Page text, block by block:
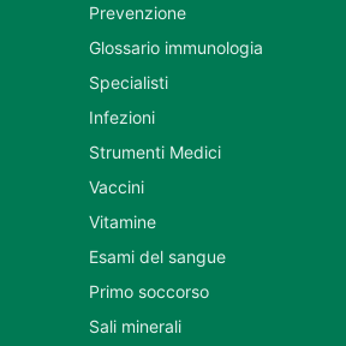
Prevenzione
Glossario immunologia
Specialisti
Infezioni
Strumenti Medici
Vaccini
Vitamine
Esami del sangue
Primo soccorso
Sali minerali